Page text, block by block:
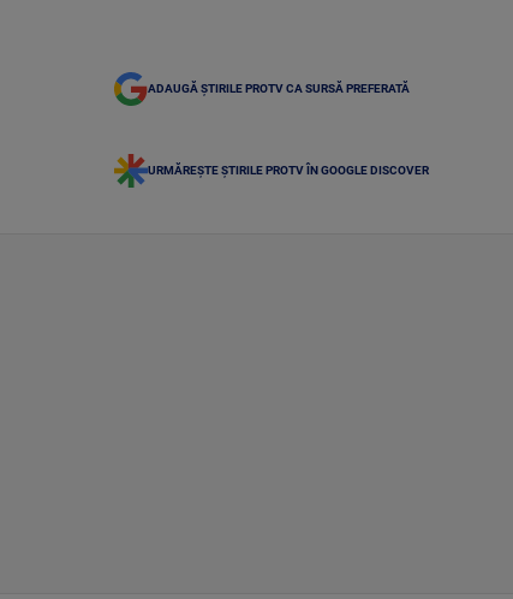
ADAUGĂ ȘTIRILE PROTV CA SURSĂ PREFERATĂ
URMĂREȘTE ȘTIRILE PROTV ÎN GOOGLE DISCOVER